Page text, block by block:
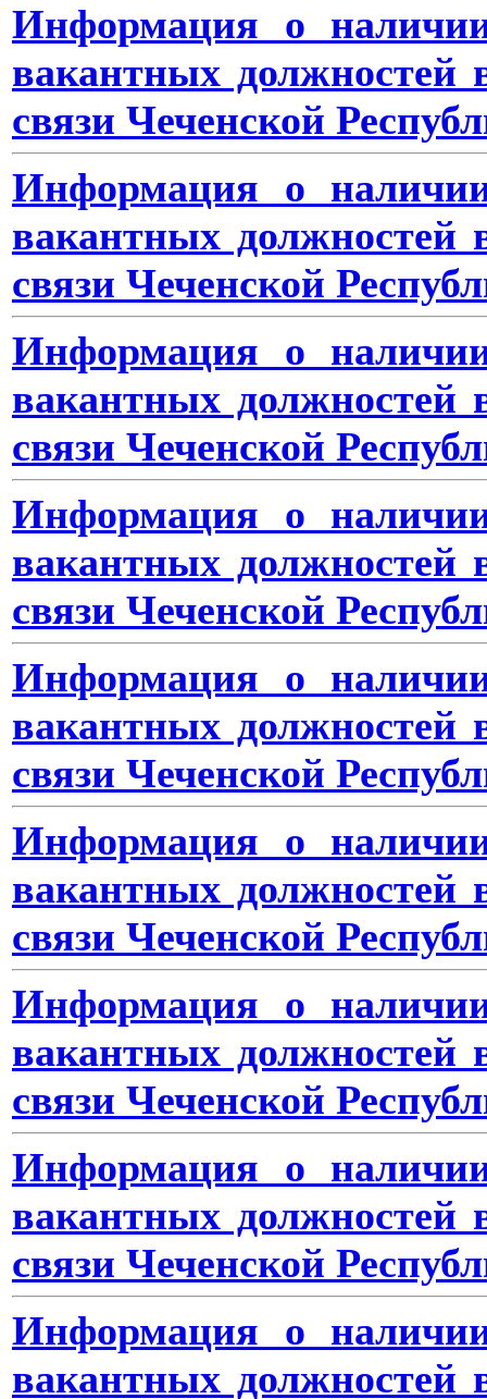
Информация о
вакантных должностей
связи Чеченской
Информация о
вакантных должностей
связи Чеченской
Информация о
вакантных должностей
связи Чеченской
Информация о
вакантных должностей
связи Чеченской
Информация о
вакантных должностей
связи Чеченской
Информация о
вакантных должностей
связи Чеченской
Информация о
вакантных должностей
связи Чеченской
Информация о
вакантных должностей
связи Чеченской
Информация о
вакантных должностей